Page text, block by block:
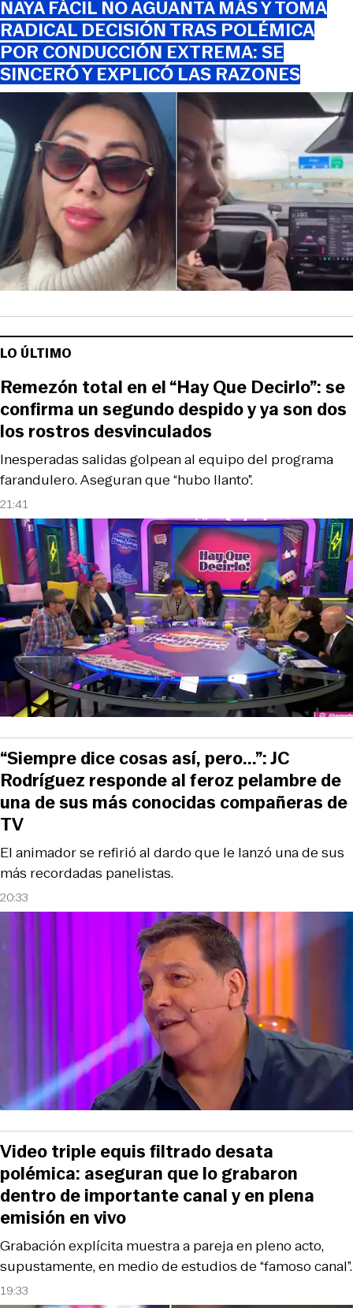
NAYA FÁCIL NO AGUANTA MÁS Y TOMA
RADICAL DECISIÓN TRAS POLÉMICA
POR CONDUCCIÓN EXTREMA: SE
SINCERÓ Y EXPLICÓ LAS RAZONES
LO ÚLTIMO
21:41
Inesperadas salidas golpean al equipo del programa
farandulero. Aseguran que “hubo llanto”.
Remezón total en el “Hay Que Decirlo”: se
confirma un segundo despido y ya son dos
los rostros desvinculados
20:33
El animador se refirió al dardo que le lanzó una de sus
más recordadas panelistas.
“Siempre dice cosas así, pero...”: JC
Rodríguez responde al feroz pelambre de
una de sus más conocidas compañeras de
TV
19:33
Grabación explícita muestra a pareja en pleno acto,
supustamente, en medio de estudios de “famoso canal”.
Video triple equis filtrado desata
polémica: aseguran que lo grabaron
dentro de importante canal y en plena
emisión en vivo